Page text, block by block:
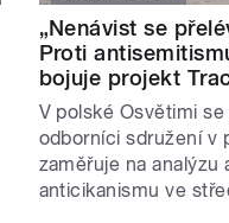
„Nenávist se
Proti
bojuje projekt
V polské Osvětimi
odborníci sdružení v
zaměřuje na analýzu
anticikanismu ve